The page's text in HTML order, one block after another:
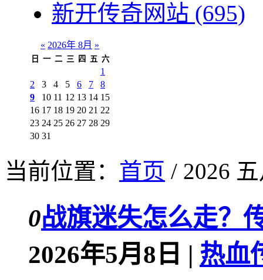
新开传奇网站 (695)
« 2026年 8月 »
日 一 二 三 四 五 六
1
2
3 4 5 6 7
8
9
10 11 12 13 14 15
16 17 18 19 20 21 22
23 24 25 26 27 28 29
30 31
当前位置： 首页 / 2026
0战旗迷失怎么走？
2026年5月8日 | 热血